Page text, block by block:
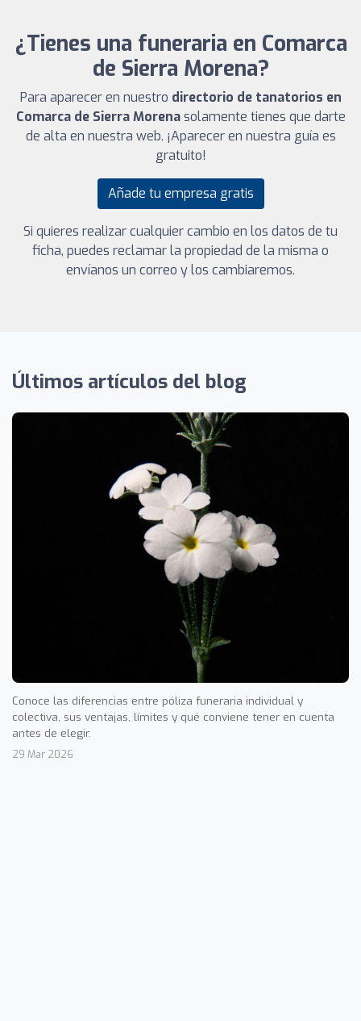
¿Tienes una funeraria en Comarca
de Sierra Morena?
Para aparecer en nuestro directorio de tanatorios en
Comarca de Sierra Morenasolamente tienes que darte
de alta en nuestra web. ¡Aparecer en nuestra guía es
gratuito!
Añade tu empresa gratis
Si quieres realizar cualquier cambio en los datos de tu
ficha, puedes reclamar la propiedad de la misma o
envíanos un correo y los cambiaremos.
Últimos artículos del blog
Conoce las diferencias entre póliza funeraria individual y
colectiva, sus ventajas, límites y qué conviene tener en cuenta
antes de elegir.
29 Mar 2026